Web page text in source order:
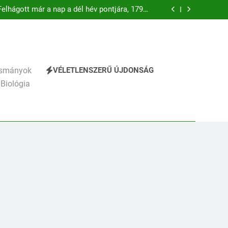
már a nap a dél hév pontjára, 1794)
verselemzés
A fársáng búcsúzó szavai verselemzés
már a nap a dél hév pontjára, 1794)
A fársáng búcsúzó szavai verselemzés
Mihály: A Dugonics oszlopa verselemzés
A gyerekszemű élet-tavon verselemzés
VÉLETLENSZERŰ ÚJDONSÁG